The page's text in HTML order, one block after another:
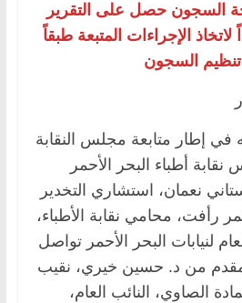
السجون حصل على التقرير
لاتخاذ الإجراءات المتبعة طبقاً
في إطار متابعة مجلس النقابة
نقابة أطباء البحر الأحمر
نعمان، استشاري التخدير
رأفت، محامي نقابة الأطباء،
لنيابات البحر الأحمر تواصل
من د. حسين خيري، نقيب
الصاوي، النائب العام،